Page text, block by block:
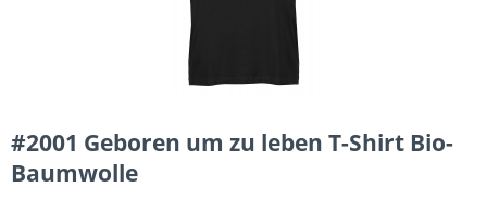
#2001 Geboren um zu leben T-Shirt Bio-
Baumwolle